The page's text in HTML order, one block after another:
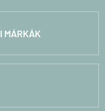
MÁRKÁK